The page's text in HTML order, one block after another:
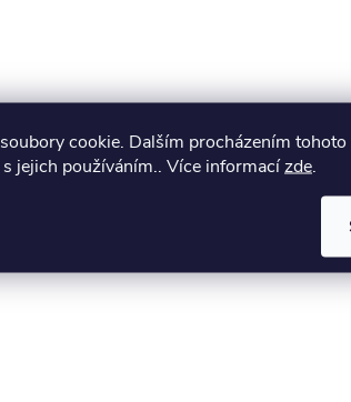
cookie. Dalším procházením tohoto
jejich používáním.. Více informacízde.